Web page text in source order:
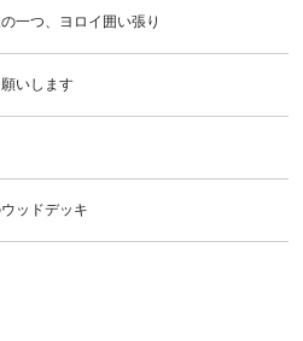
一つ、ヨロイ囲い張り
いします
ッドデッキ